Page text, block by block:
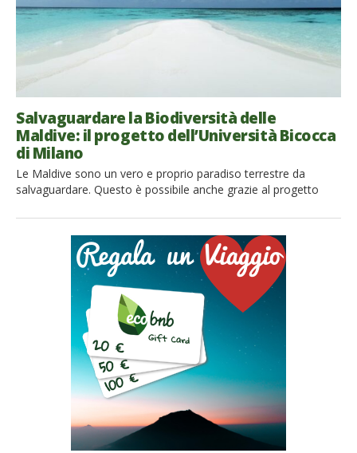
Salvaguardare la Biodiversità delle
Maldive: il progetto dell’Università Bicocca
di Milano
Le Maldive sono un vero e proprio paradiso terrestre da
salvaguardare. Questo è possibile anche grazie al progetto
sviluppa su una dorsale di origine vulcanica. E’ un asse nord-
sud che è a quasi 800 km sud – ovest dallo Sri Lanka ed è
ubicato tra il Mare […]